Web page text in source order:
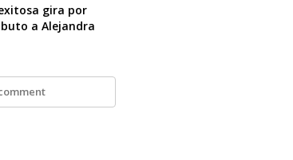
gira por
a Alejandra